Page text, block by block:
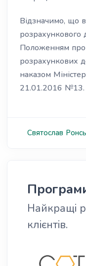
Відзначимо, що
розрахункового
Положенням про
розрахункових
наказом
21.01.2016 №13.
Святослав
Найкращі
клієнтів.